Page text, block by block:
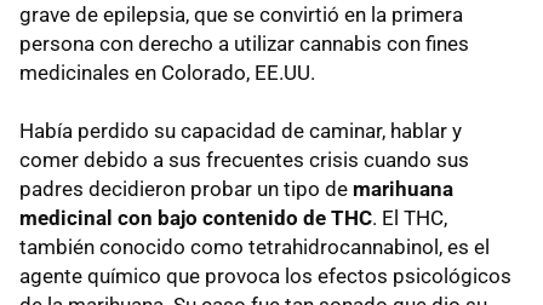
grave de epilepsia, que se convirtió en la primera
persona con derecho a utilizar cannabis con fines
medicinales en Colorado, EE.UU.
Había perdido su capacidad de caminar, hablar y
comer debido a sus frecuentes crisis cuando sus
padres decidieron probar un tipo de marihuana
medicinal con bajo contenido de THC. El THC,
también conocido como tetrahidrocannabinol, es el
agente químico que provoca los efectos psicológicos